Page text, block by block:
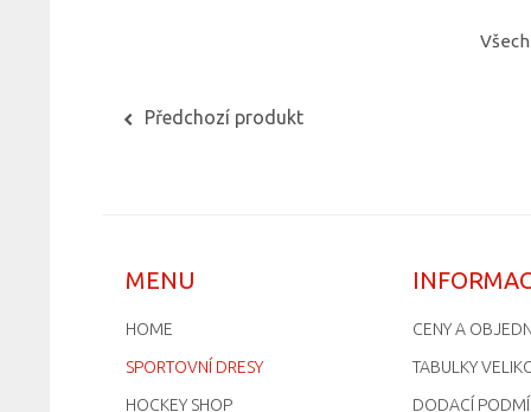
Předchozí produkt
MENU
HOME
SPORTOVNÍ DRESY
HOCKEY SHOP
CENY A
TABULKY
DODACÍ